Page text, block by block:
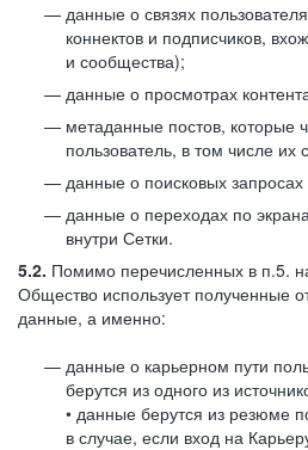
данные о связях
коннектов и подписчиков,
и сообщества);
данные о просмотрах
метаданные постов, которые
пользователь, в том числе их
данные о поисковых запросах
данные о переходах по
внутри Сетки.
5.2. Помимо перечисленных в п.5.
Общество использует полученные
данные, а именно:
данные о карьерном пути
берутся из одного из
• данные берутся из резюме
в случае, если вход на